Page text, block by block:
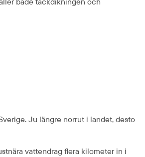
Ju längre norrut i landet, desto
vattendrag flera kilometer in i